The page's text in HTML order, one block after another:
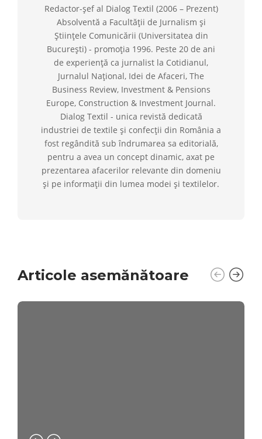
Redactor-șef al Dialog Textil (2006 – Prezent)
Absolventă a Facultății de Jurnalism și
Științele Comunicării (Universitatea din
București) - promoția 1996. Peste 20 de ani
de experiență ca jurnalist la Cotidianul,
Jurnalul Național, Idei de Afaceri, The
Business Review, Investment & Pensions
Europe, Construction & Investment Journal.
Dialog Textil - unica revistă dedicată
industriei de textile și confecții din România a
fost regândită sub îndrumarea sa editorială,
pentru a avea un concept dinamic, axat pe
prezentarea afacerilor relevante din domeniu
și pe informații din lumea modei și textilelor.
Articole asemănătoare